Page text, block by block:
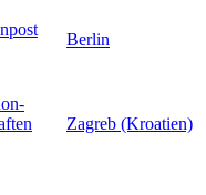
Berlin
Zagreb (Kroatien)